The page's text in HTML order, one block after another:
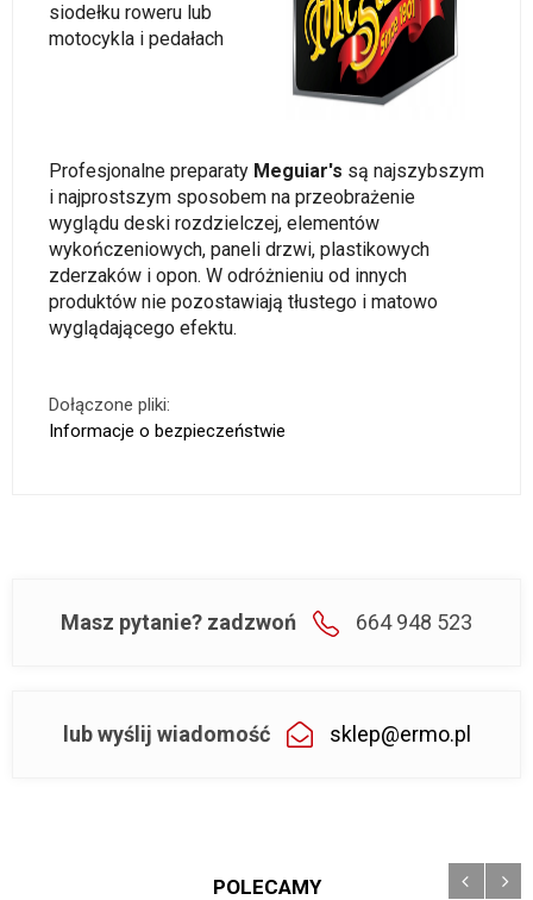
siodełku roweru lub
motocykla i pedałach
Profesjonalne preparaty Meguiar's są najszybszym
i najprostszym sposobem na przeobrażenie
wyglądu deski rozdzielczej, elementów
wykończeniowych, paneli drzwi, plastikowych
zderzaków i opon. W odróżnieniu od innych
produktów nie pozostawiają tłustego i matowo
wyglądającego efektu.
Dołączone pliki:
Informacje o bezpieczeństwie
Masz pytanie? zadzwoń 664 948 523
lub wyślij wiadomość sklep@ermo.pl
POLECAMY